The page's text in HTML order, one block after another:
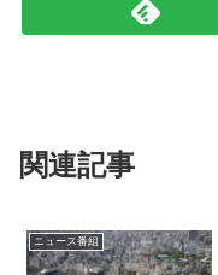
関連記事
ニュース番組